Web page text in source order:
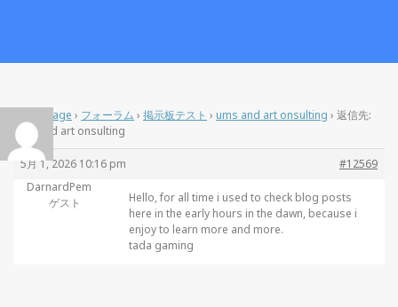
Home Page › フォーラム › 掲示板テスト › ums and art onsulting › 返信先:
ums and art onsulting
5月 1, 2026 10:16 pm
#12569
DarnardPem
ゲスト
Hello, for all time i used to check blog posts
here in the early hours in the dawn, because i
enjoy to learn more and more.
tada gaming